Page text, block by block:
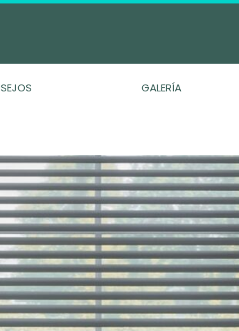
GALERÍA